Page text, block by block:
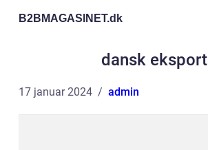
B2BMAGASINET.dk
dansk eksport
17 januar 2024 admin